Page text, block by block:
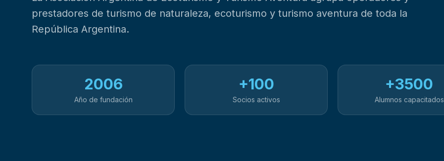
prestadores de turismo de naturaleza, ecoturismo y turismo aventura de toda la
República Argentina.
2006
Año de fundación
+100
Socios activos
+3500
Alumnos capacitados